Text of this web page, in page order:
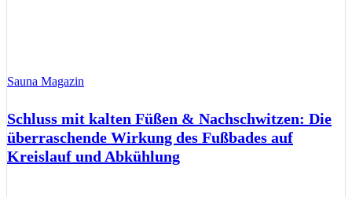
Sauna Magazin
Schluss mit kalten Füßen & Nachschwitzen: Die
überraschende Wirkung des Fußbades auf
Kreislauf und Abkühlung